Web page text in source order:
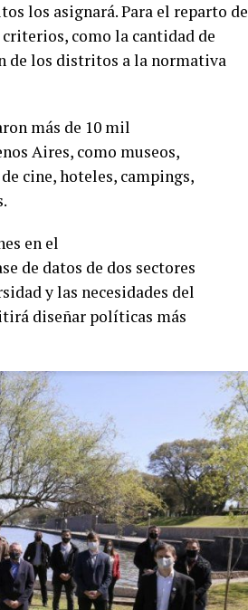
los asignará. Para el reparto de
como la cantidad de
de los distritos a la normativa
más de 10 mil
Aires, como museos,
cine, hoteles, campings,
en el
de datos de dos sectores
y las necesidades del
diseñar políticas más